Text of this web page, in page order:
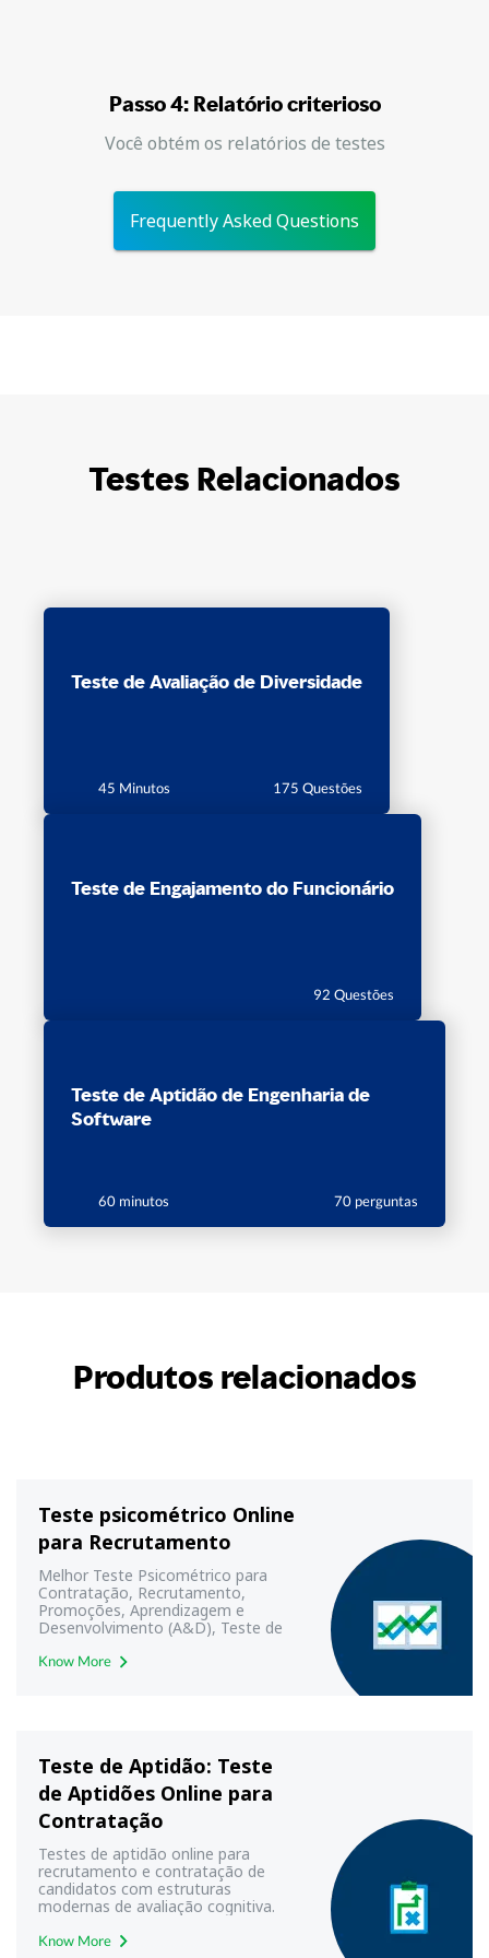
Passo 4: Relatório criterioso
Você obtém os relatórios de testes
Frequently Asked Questions
Testes Relacionados
Teste de Avaliação de Diversidade
45 Minutos 175 Questões
Teste de Engajamento do Funcionário
92 Questões
Teste de Aptidão de Engenharia de
Software
60 minutos 70 perguntas
Produtos relacionados
Teste psicométrico Online
para Recrutamento
Melhor Teste Psicométrico para
Contratação, Recrutamento,
Promoções, Aprendizagem e
Desenvolvimento (A&D), Teste de
Psicométrico Online com Testes
Know More
Teste de Aptidão: Teste
de Aptidões Online para
Contratação
Testes de aptidão online para
recrutamento e contratação de
candidatos com estruturas
modernas de avaliação cognitiva.
aptidão personalizado para mais de
Know More